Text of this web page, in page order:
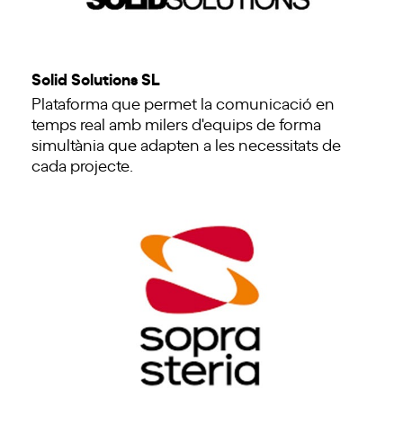
Solid Solutions SL
Plataforma que permet la comunicació en
temps real amb milers d'equips de forma
simultània que adapten a les necessitats de
cada projecte.